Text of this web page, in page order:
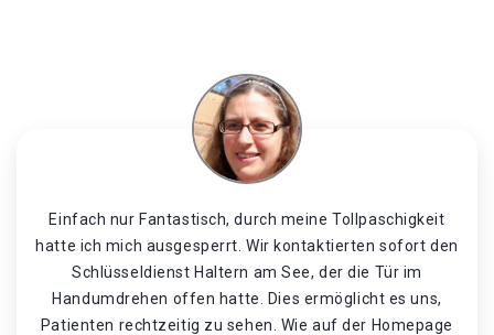
Einfach nur Fantastisch, durch meine Tollpaschigkeit
hatte ich mich ausgesperrt. Wir kontaktierten sofort den
Schlüsseldienst Haltern am See, der die Tür im
Handumdrehen offen hatte. Dies ermöglicht es uns,
Patienten rechtzeitig zu sehen. Wie auf der Homepage